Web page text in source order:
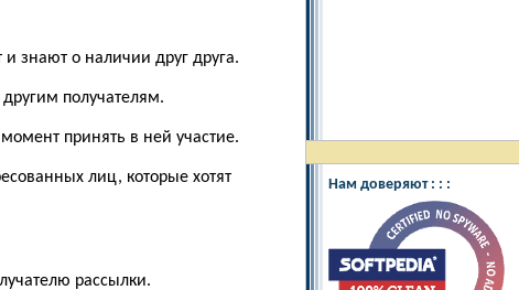
знают о наличии друг друга.
получателям.
принять в ней участие.
лиц, которые хотят
рассылки.
Нам доверяют : : :